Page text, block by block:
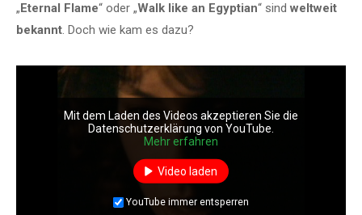
„Eternal Flame“ oder „Walk like an Egyptian“ sind weltweit
bekannt. Doch wie kam es dazu?
Mit dem Laden des Videos akzeptieren Sie die
Datenschutzerklärung von YouTube.
Mehr erfahren
Video laden
YouTube immer entsperren